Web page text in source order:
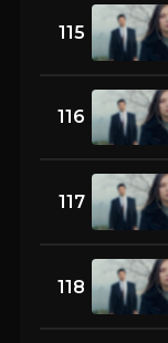
115
116
117
118